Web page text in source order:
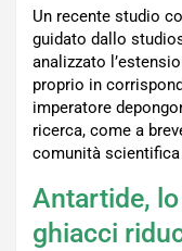
Un recente studio
guidato dallo
analizzato
proprio in
imperatore
ricerca, come a
comunità
Antartide,
ghiacci